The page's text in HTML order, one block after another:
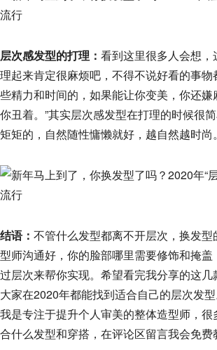
层次感发型的打理： 看到这里很多人会想
理起来肯定很麻烦吧，不得不说好看的事
些精力和时间的，如果能让你变美，你还嫌
你丑着。”其实层次感发型在打理的时候很
矩矩的，自然随性慵懒就好，越自然越时尚。
结语： 不管什么发型都离不开层次，换发
型师沟通好，你的脸部哪里需要修饰和掩盖
过层次来帮你实现。希望看完我分享的这几
大家在2020年都能找到适合自己的层次发型
我是专注于提升个人审美的整体造型师，
合什么发型和穿搭，在评论区留言我会免费